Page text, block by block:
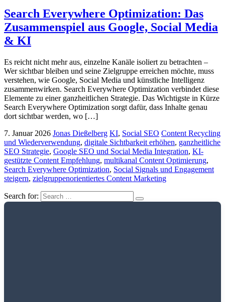
Search Everywhere Optimization: Das
Zusammenspiel aus Google, Social Media
& KI
Es reicht nicht mehr aus, einzelne Kanäle isoliert zu betrachten –
Wer sichtbar bleiben und seine Zielgruppe erreichen möchte, muss
verstehen, wie Google, Social Media und künstliche Intelligenz
zusammenwirken. Search Everywhere Optimization verbindet diese
Elemente zu einer ganzheitlichen Strategie. Das Wichtigste in Kürze
Search Everywhere Optimization sorgt dafür, dass Inhalte genau
dort sichtbar werden, wo […]
7. Januar 2026 Jonas Dießelberg KI, Social SEO Content Recycling
und Wiederverwendung, digitale Sichtbarkeit erhöhen, ganzheitliche
SEO Strategie, Google SEO und Social Media Integration, KI-
gestützte Content Empfehlung, multikanal Content Optimierung,
Search Everywhere Optimization, Social Signals und Engagement
steigern, zielgruppenorientiertes Content Marketing
Search for: